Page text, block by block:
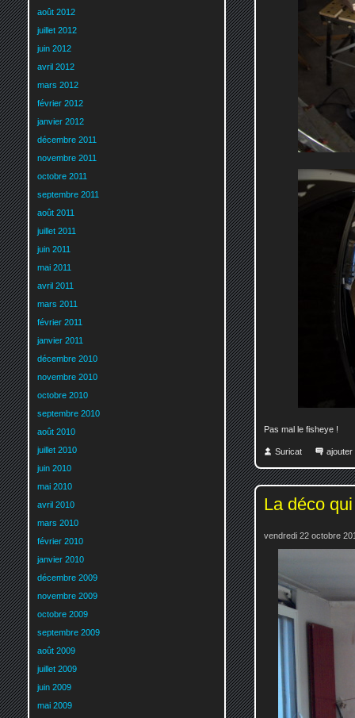
Pas mal le fisheye !
Suricat ajouter
La déco
vendredi 22 octobre
août 2012
juillet 2012
juin 2012
avril 2012
mars 2012
février 2012
janvier 2012
décembre 2011
novembre 2011
octobre 2011
septembre 2011
août 2011
juillet 2011
juin 2011
mai 2011
avril 2011
mars 2011
février 2011
janvier 2011
décembre 2010
novembre 2010
octobre 2010
septembre 2010
août 2010
juillet 2010
juin 2010
mai 2010
avril 2010
mars 2010
février 2010
janvier 2010
décembre 2009
novembre 2009
octobre 2009
septembre 2009
août 2009
juillet 2009
juin 2009
mai 2009